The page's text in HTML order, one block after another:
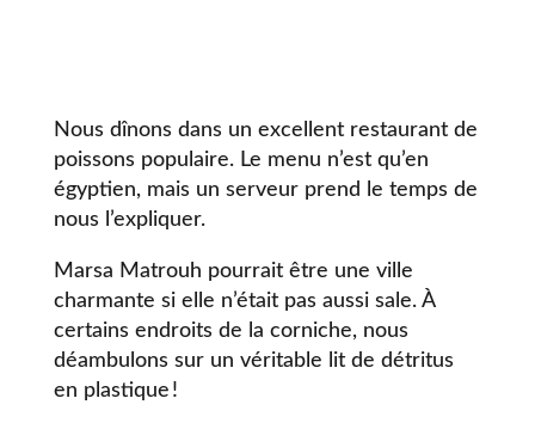
Nous dînons dans un excellent restaurant de
poissons populaire. Le menu n’est qu’en
égyptien, mais un serveur prend le temps de
nous l’expliquer.
Marsa Matrouh pourrait être une ville
charmante si elle n’était pas aussi sale. À
certains endroits de la corniche, nous
déambulons sur un véritable lit de détritus
en plastique !